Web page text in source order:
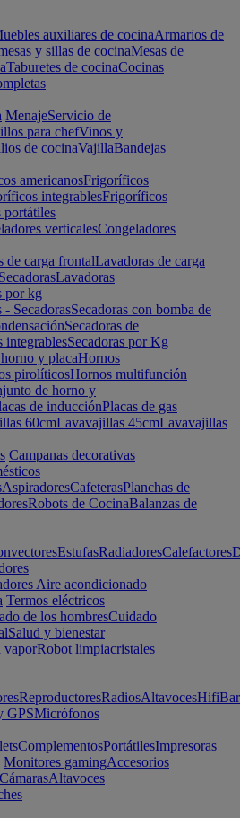
auxiliares de cocinaArmarios de
y sillas de cocinaMesas de
Taburetes de cocinaCocinas
MenajeServicio de
para chefVinos y
de cocinaVajillaBandejas
americanosFrigoríficos
integrablesFrigoríficos
verticalesCongeladores
de carga frontalLavadoras de carga
Lavadoras
por kg
- SecadorasSecadoras con bomba de
Secadoras de
integrablesSecadoras por Kg
y placaHornos
pirolíticosHornos multifunción
de horno y
de inducciónPlacas de gas
60cmLavavajillas 45cmLavavajillas
Campanas decorativas
AspiradoresCafeterasPlanchas de
Robots de CocinaBalanzas de
EstufasRadiadoresCalefactores
Aire acondicionado
Termos eléctricos
de los hombresCuidado
Salud y bienestar
vaporRobot limpiacristales
ReproductoresRadiosAltavocesHifi
GPSMicrófonos
ComplementosPortátilesImpresoras
Monitores gamingAccesorios
CámarasAltavoces